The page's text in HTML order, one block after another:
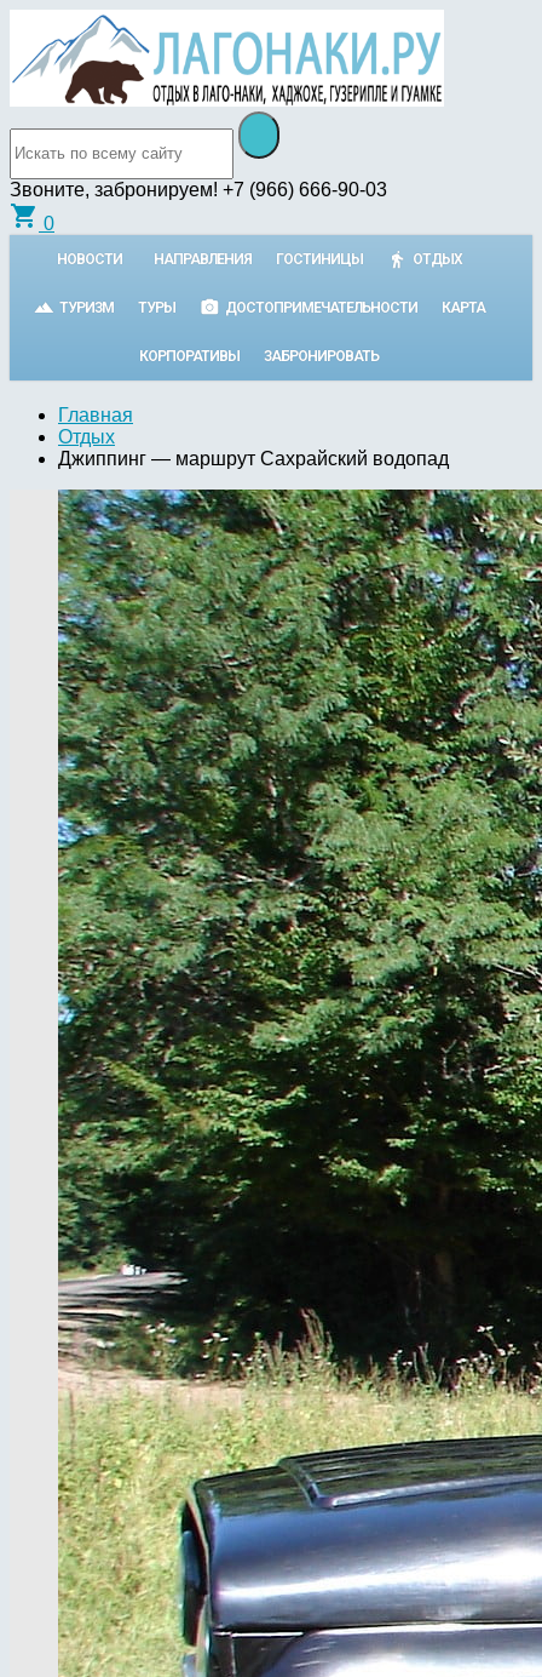
Звоните, забронируем! +7 (966) 666-90-03
shopping_cart 0
НОВОСТИ НАПРАВЛЕНИЯ ГОСТИНИЦЫ ОТДЫХ
ТУРИЗМ ТУРЫ ДОСТОПРИМЕЧАТЕЛЬНОСТИ КАРТА
КОРПОРАТИВЫ ЗАБРОНИРОВАТЬ
Главная
Отдых
Джиппинг — маршрут Сахрайский водопад